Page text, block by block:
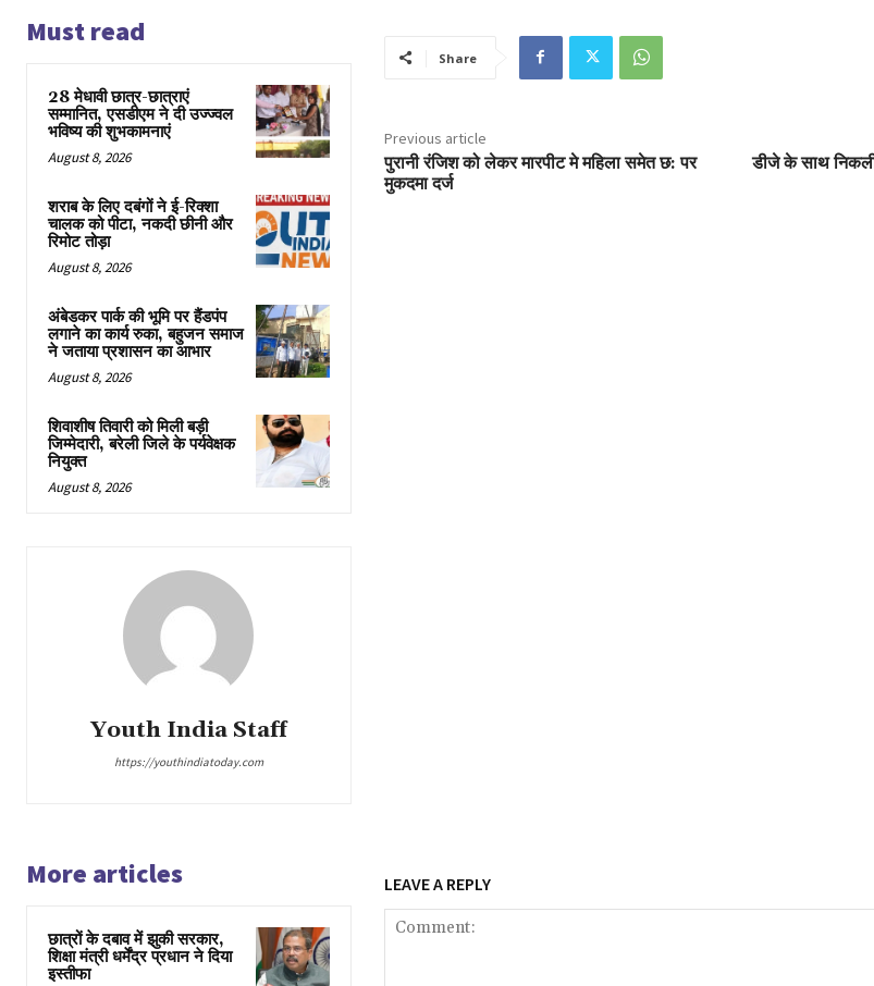
Must read
28 मेधावी छात्र-छात्राएं
सम्मानित, एसडीएम ने दी उज्ज्वल
भविष्य की शुभकामनाएं
August 8, 2026
शराब के लिए दबंगों ने ई-रिक्शा
चालक को पीटा, नकदी छीनी और
रिमोट तोड़ा
August 8, 2026
अंबेडकर पार्क की भूमि पर हैंडपंप
लगाने का कार्य रुका, बहुजन समाज
ने जताया प्रशासन का आभार
August 8, 2026
शिवाशीष तिवारी को मिली बड़ी
जिम्मेदारी, बरेली जिले के पर्यवेक्षक
नियुक्त
August 8, 2026
Youth India Staff
https://youthindiatoday.com
Share
Previous article
पुरानी रंजिश को लेकर मारपीट मे महिला समेत छ: पर
मुकदमा दर्ज
डीजे के साथ निकली
More articles
छात्रों के दबाव में झुकी सरकार,
शिक्षा मंत्री धर्मेंद्र प्रधान ने दिया
इस्तीफा
LEAVE A REPLY